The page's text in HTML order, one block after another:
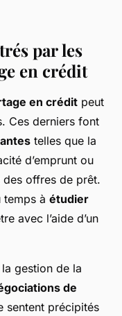
par les
en crédit
en crédit peut
Ces derniers font
telles que la
d’emprunt ou
des offres de prêt.
temps à étudier
avec l’aide d’un
gestion de la
de
sentent précipités